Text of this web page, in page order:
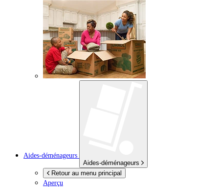
Aides-déménageurs
Aides-déménageurs
Retour au menu principal
Aperçu